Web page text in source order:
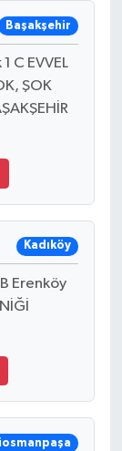
Başakşehir
C EVVEL
ŞOK
Kadıköy
Erenköy